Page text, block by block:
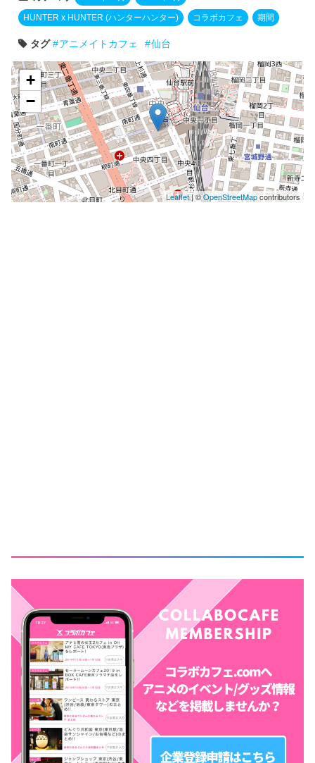
HUNTER x HUNTER (ハンターハンター) コラボカフェ 期間
タグ アニメイトカフェ 仙台
+
−
Leaflet| ©OpenStreetMapcontributors